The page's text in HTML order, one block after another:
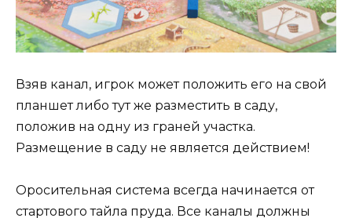
Взяв канал, игрок может положить его на свой
планшет либо тут же разместить в саду,
положив на одну из граней участка.
Размещение в саду не является действием!
Оросительная система всегда начинается от
стартового тайла пруда. Все каналы должны